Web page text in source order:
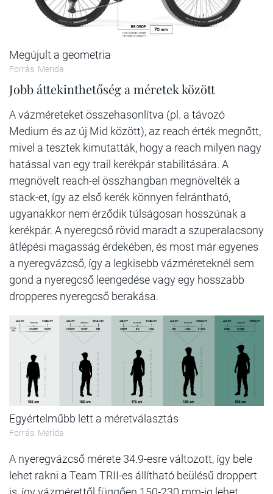
Megújult a geometria
Forrás: Merida
Jobb áttekinthetőség a méretek között
A vázméreteket összehasonlítva (pl. a távozó
Medium és az új Mid között), az reach érték megnőtt,
mivel a tesztek kimutatták, hogy a reach milyen nagy
hatással van egy trail kerékpár stabilitására. A
megnövelt reach-el összhangban megnövelték a
stack-et, így az első kerék könnyen felrántható,
ugyanakkor nem érződik túlságosan hosszúnak a
kerékpár. A nyeregcső rövid maradt a szuperalacsony
átlépési magasság érdekében, és most már egyenes
a nyeregvázcső, így a legkisebb vázméreteknél sem
gond a nyeregcső leengedése vagy egy hosszabb
dropperes nyeregcső berakása.
Egyértelműbb lett a méretválasztás
Forrás: Merida
A nyeregvázcső mérete 34.9-esre változott, így bele
lehet rakni a Team TRII-es állítható beülésű droppert